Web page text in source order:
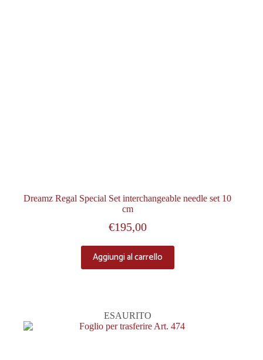
Dreamz Regal Special Set interchangeable needle set 10
cm
€195,00
Aggiungi al carrello
ESAURITO